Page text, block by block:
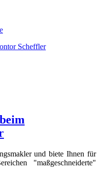
und biete Ihnen für
"maßgeschneiderte"